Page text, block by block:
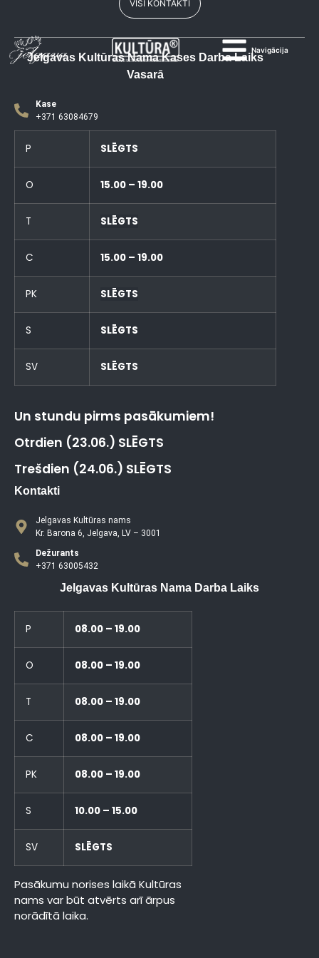
Navigācija
VISI KONTAKTI
Jelgavas Kultūras Nama Kases Darba Laiks
Vasarā
Kase
+371 63084679
P SLĒGTS
O 15.00 – 19.00
T SLĒGTS
C 15.00 – 19.00
PK SLĒGTS
S SLĒGTS
SV SLĒGTS
Un stundu pirms pasākumiem!
Otrdien (23.06.) SLĒGTS
Trešdien (24.06.) SLĒGTS
Kontakti
Jelgavas Kultūras nams
Kr. Barona 6, Jelgava, LV – 3001
Dežurants
+371 63005432
Jelgavas Kultūras Nama Darba Laiks
P 08.00 – 19.00
O 08.00 – 19.00
T 08.00 – 19.00
C 08.00 – 19.00
PK 08.00 – 19.00
S 10.00 – 15.00
SV SLĒGTS
Pasākumu norises laikā Kultūras
nams var būt atvērts arī ārpus
norādītā laika.